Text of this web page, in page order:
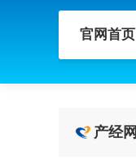
官网首页
产经网